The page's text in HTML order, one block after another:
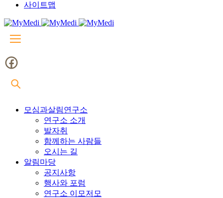
사이트맵
모심과살림연구소
연구소 소개
발자취
함께하는 사람들
오시는 길
알림마당
공지사항
행사와 포럼
연구소 이모저모